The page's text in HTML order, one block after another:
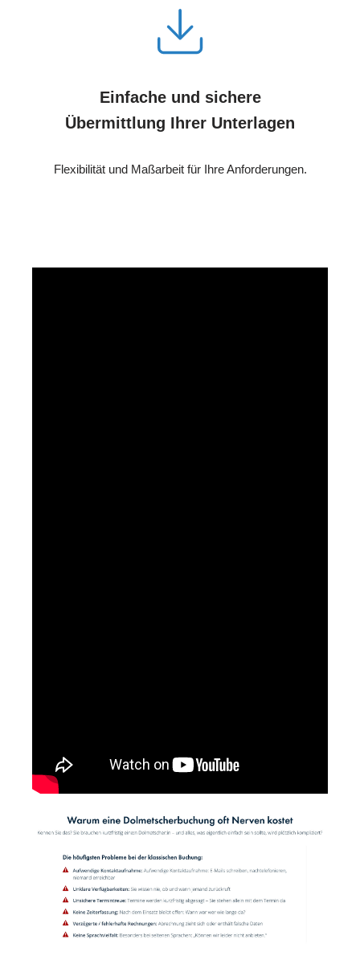
Einfache und sichere
Übermittlung Ihrer Unterlagen
Flexibilität und Maßarbeit für Ihre Anforderungen.